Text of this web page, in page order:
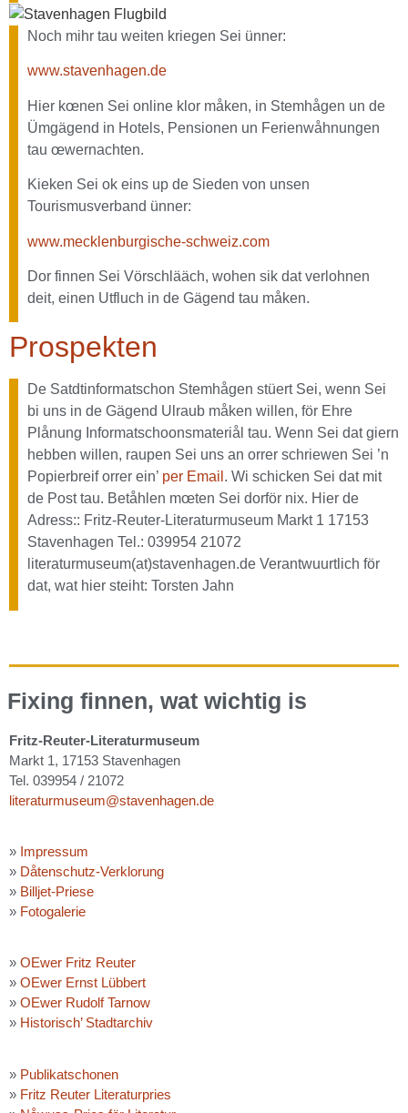
Noch mihr tau weiten kriegen Sei ünner:
www.stavenhagen.de
Hier kœnen Sei online klor måken, in Stemhågen un de
Ümgägend in Hotels, Pensionen un Ferienwåhnungen
tau œwernachten.
Kieken Sei ok eins up de Sieden von unsen
Tourismusverband ünner:
www.mecklenburgische-schweiz.com
Dor finnen Sei Vörschlääch, wohen sik dat verlohnen
deit, einen Utfluch in de Gägend tau måken.
Prospekten
De Satdtinformatschon Stemhågen stüert Sei, wenn Sei
bi uns in de Gägend Ulraub måken willen, för Ehre
Plånung Informatschoonsmateriål tau. Wenn Sei dat giern
hebben willen, raupen Sei uns an orrer schriewen Sei ’n
Popierbreif orrer ein’ per Email . Wi schicken Sei dat mit
de Post tau. Betåhlen mœten Sei dorför nix. Hier de
Adress:: Fritz-Reuter-Literaturmuseum Markt 1 17153
Stavenhagen Tel.: 039954 21072
literaturmuseum(at)stavenhagen.de Verantwuurtlich för
dat, wat hier steiht: Torsten Jahn
Fixing finnen, wat wichtig is
Fritz-Reuter-Literaturmuseum
Markt 1, 17153 Stavenhagen
Tel. 039954 / 21072
literaturmuseum@stavenhagen.de
» Impressum
» Dåtenschutz-Verklorung
» Billjet-Priese
» Fotogalerie
» OEwer Fritz Reuter
» OEwer Ernst Lübbert
» OEwer Rudolf Tarnow
» Historisch’ Stadtarchiv
» Publikatschonen
» Fritz Reuter Literaturpries